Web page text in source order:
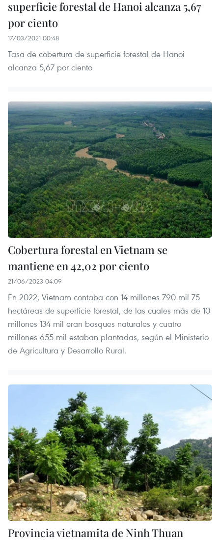
superficie forestal de Hanoi alcanza 5,67
por ciento
17/03/2021 00:48
Tasa de cobertura de superficie forestal de Hanoi
alcanza 5,67 por ciento
Cobertura forestal en Vietnam se
mantiene en 42,02 por ciento
21/06/2023 04:09
En 2022, Vietnam contaba con 14 millones 790 mil 75
hectáreas de superficie forestal, de las cuales más de 10
millones 134 mil eran bosques naturales y cuatro
millones 655 mil estaban plantadas, según el Ministerio
de Agricultura y Desarrollo Rural.
Provincia vietnamita de Ninh Thuan